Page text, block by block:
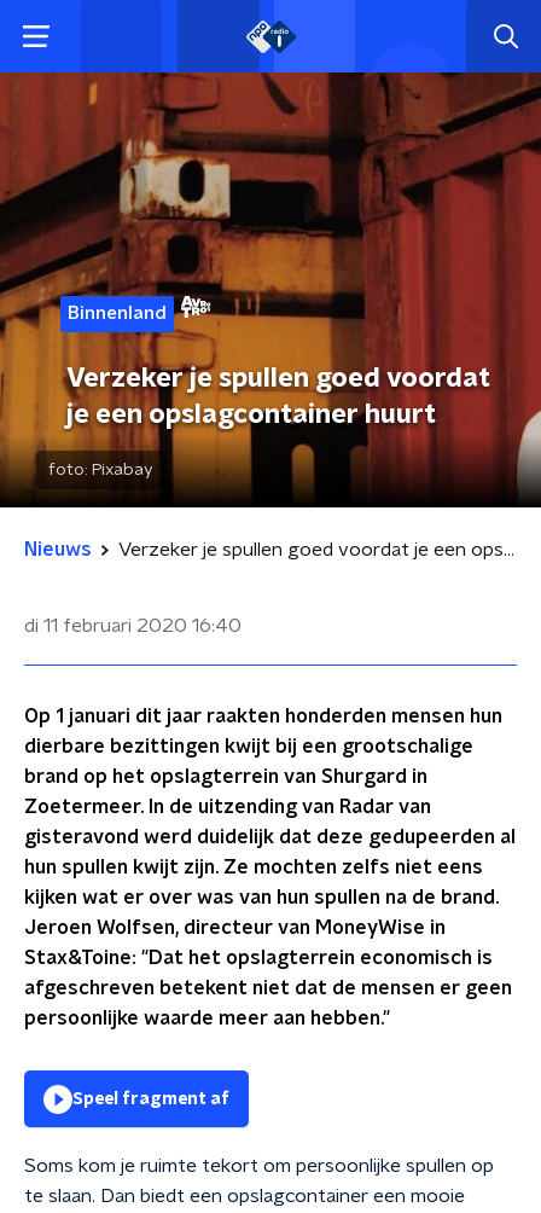
Binnenland
Verzeker je spullen goed voordat
je een opslagcontainer huurt
foto: Pixabay
Nieuws Verzeker je spullen goed voordat je een opslagcontainer huurt
di 11 februari 2020 16:40
Op 1 januari dit jaar raakten honderden mensen hun
dierbare bezittingen kwijt bij een grootschalige
brand op het opslagterrein van Shurgard in
Zoetermeer. In de uitzending van Radar van
gisteravond werd duidelijk dat deze gedupeerden al
hun spullen kwijt zijn. Ze mochten zelfs niet eens
kijken wat er over was van hun spullen na de brand.
Jeroen Wolfsen, directeur van MoneyWise in
Stax&Toine: "Dat het opslagterrein economisch is
afgeschreven betekent niet dat de mensen er geen
persoonlijke waarde meer aan hebben."
Speel fragment af
Soms kom je ruimte tekort om persoonlijke spullen op
te slaan. Dan biedt een opslagcontainer een mooie